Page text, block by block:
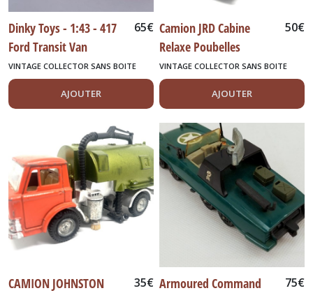
Dinky Toys - 1:43 - 417
Ford Transit Van
Motorway Services
65€
VINTAGE COLLECTOR SANS BOITE
AJOUTER
Camion JRD Cabine
Relaxe Poubelles
50€
VINTAGE COLLECTOR SANS BOITE
AJOUTER
CAMION JOHNSTON
35€ Armoured Command
75€